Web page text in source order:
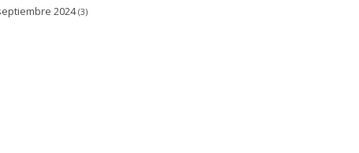
2024(3)